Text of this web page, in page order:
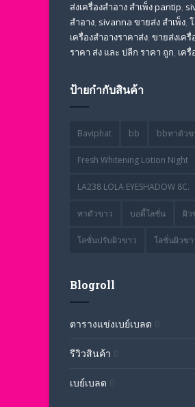
ส่งเครื่องสําอาง สําเพ็ง pantip,
สำอาง, sivanna ขายส่ง สําเพ็ง,
เครื่องสําอางราคาส่ง, ขายส่งเครื่
ราคา ส่ง และ ปลีก ราคา ถูก, เค
ป้ายกำกับสินค้า
Baviphat bb bbทาตัวข
Fresh Whitening Lotion Night
LA238 LOLA EYESHADOW 8C.
ทาตัวขาว บอดี้โลชั่น ผิว
โลชั่นปรับผิวขาว โลชั่นผิวขา
Blogroll
ตารางแข่งเบย์เบลด 0
รีวิวสินค้า 0
เบย์เบลด 0